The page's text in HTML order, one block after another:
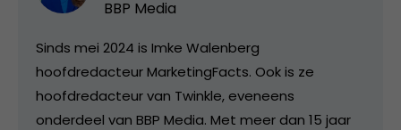
BBP Media
Sinds mei 2024 is Imke Walenberg
hoofdredacteur MarketingFacts. Ook is ze
hoofdredacteur van Twinkle, eveneens
onderdeel van BBP Media. Met meer dan 15 jaar